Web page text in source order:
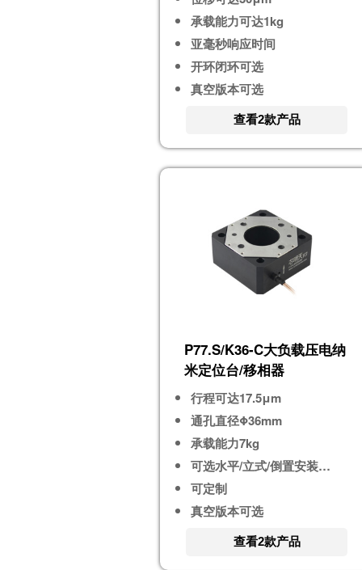
承载能力可达1kg
亚毫秒响应时间
开环闭环可选
真空版本可选
查看2款产品
P77.S/K36-C大负载压电纳
米定位台/移相器
行程可达17.5μm
通孔直径Φ36mm
承载能力7kg
可选水平/立式/倒置安装使用
可定制
真空版本可选
查看2款产品